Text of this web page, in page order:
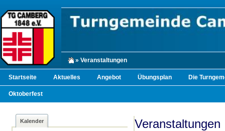
» Veranstaltungen
Startseite Aktuelles Angebot Übungsplan Die
Oktoberfest
Kalender Veranstaltungen